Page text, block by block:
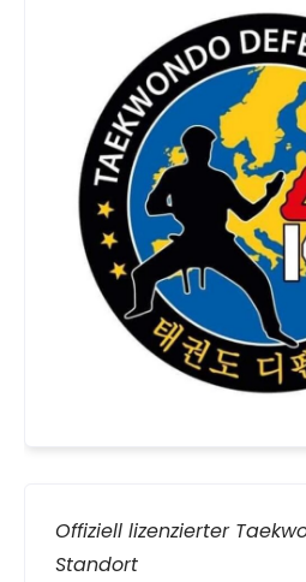
Offiziell lizenzierter
Standort